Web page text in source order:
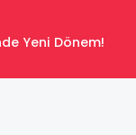
Yeni Dönem!